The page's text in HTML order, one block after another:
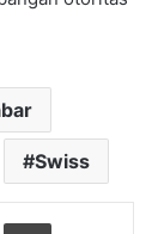
Swiss
via Email Print